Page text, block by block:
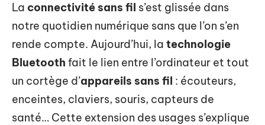
La connectivité sans fil s’est glissée dans
notre quotidien numérique sans que l’on s’en
rende compte. Aujourd’hui, la technologie
Bluetooth fait le lien entre l’ordinateur et tout
un cortège d’appareils sans fil : écouteurs,
enceintes, claviers, souris, capteurs de
santé… Cette extension des usages s’explique